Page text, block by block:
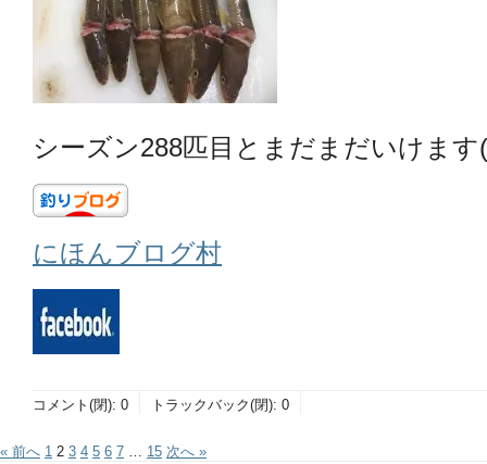
シーズン288匹目とまだまだいけます
にほんブログ村
コメント(閉): 0 トラックバック(閉): 0
« 前へ 1 2 3 4 5 6 7 15 次へ »